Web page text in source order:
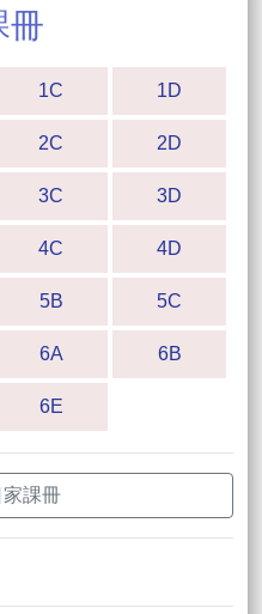
冊
1C 1D
2C 2D
3C 3D
4C 4D
5B 5C
6A 6B
6E
課冊